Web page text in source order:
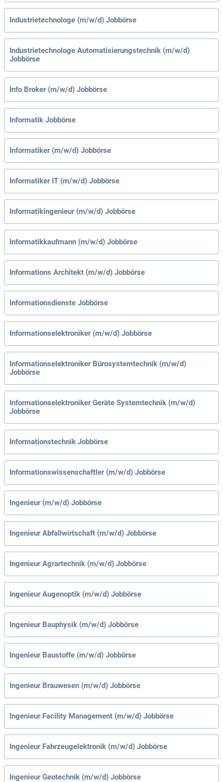
Industrietechnologe (m/w/d) Jobbörse
Industrietechnologe Automatisierungstechnik (m/w/d)
Jobbörse
Info Broker (m/w/d) Jobbörse
Informatik Jobbörse
Informatiker (m/w/d) Jobbörse
Informatiker IT (m/w/d) Jobbörse
Informatikingenieur (m/w/d) Jobbörse
Informatikkaufmann (m/w/d) Jobbörse
Informations Architekt (m/w/d) Jobbörse
Informationsdienste Jobbörse
Informationselektroniker (m/w/d) Jobbörse
Informationselektroniker Bürosystemtechnik (m/w/d)
Jobbörse
Informationselektroniker Geräte Systemtechnik (m/w/d)
Jobbörse
Informationstechnik Jobbörse
Informationswissenschaftler (m/w/d) Jobbörse
Ingenieur (m/w/d) Jobbörse
Ingenieur Abfallwirtschaft (m/w/d) Jobbörse
Ingenieur Agrartechnik (m/w/d) Jobbörse
Ingenieur Augenoptik (m/w/d) Jobbörse
Ingenieur Bauphysik (m/w/d) Jobbörse
Ingenieur Baustoffe (m/w/d) Jobbörse
Ingenieur Brauwesen (m/w/d) Jobbörse
Ingenieur Facility Management (m/w/d) Jobbörse
Ingenieur Fahrzeugelektronik (m/w/d) Jobbörse
Ingenieur Geotechnik (m/w/d) Jobbörse